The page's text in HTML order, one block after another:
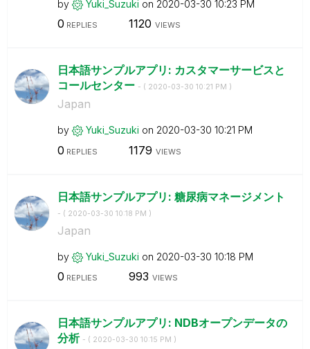
by Yuki_Suzuki on ‎2020-03-30 10:23 PM
0 REPLIES 1120 VIEWS
日本語サンプルアプリ: カスタマーサービスと
コールセンター - ( ‎2020-03-30 10:21 PM )
Japan
by Yuki_Suzuki on ‎2020-03-30 10:21 PM
0 REPLIES 1179 VIEWS
日本語サンプルアプリ: 糖尿病マネージメント
- ( ‎2020-03-30 10:18 PM )
Japan
by Yuki_Suzuki on ‎2020-03-30 10:18 PM
0 REPLIES 993 VIEWS
日本語サンプルアプリ: NDBオープンデータの
分析 - ( ‎2020-03-30 10:15 PM )